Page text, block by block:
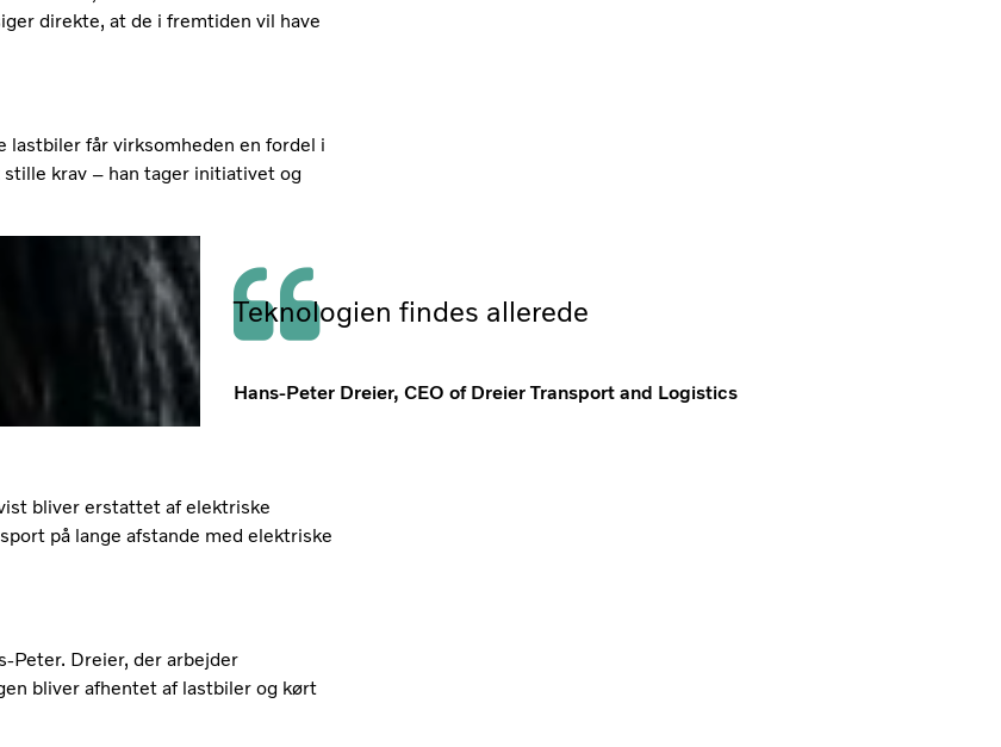
direkte, at de i fremtiden vil have
får virksomheden en fordel i
krav – han tager initiativet og
Teknologien findes allerede
Hans-Peter Dreier, CEO of Dreier Transport and Logistics
bliver erstattet af elektriske
på lange afstande med elektriske
Peter. Dreier, der arbejder
bliver afhentet af lastbiler og kørt